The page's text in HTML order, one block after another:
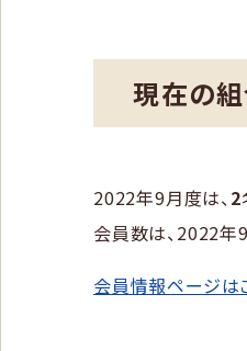
現在の
2022年9月度は、 2
会員数は、2022年
会員情報ページは